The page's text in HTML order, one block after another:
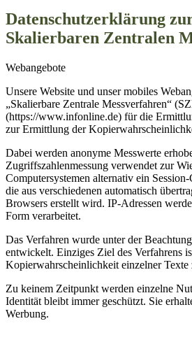
Datenschutzerklärung
Skalierbaren Zentralen
Webangebote
Unsere Website und unser mobiles
„Skalierbare Zentrale Messverfahren“
(https://www.infonline.de) für die
zur Ermittlung der
Dabei werden anonyme Messwerte
Zugriffszahlenmessung verwendet zur
Computersystemen alternativ ein
die aus verschiedenen automatisch
Browsers erstellt wird. IP-Adressen
Form verarbeitet.
Das Verfahren wurde unter der
entwickelt. Einziges Ziel des Verfahrens
Kopierwahrscheinlichkeit einzelner Texte
Zu keinem Zeitpunkt werden einzelne
Identität bleibt immer geschützt. Sie
Werbung.